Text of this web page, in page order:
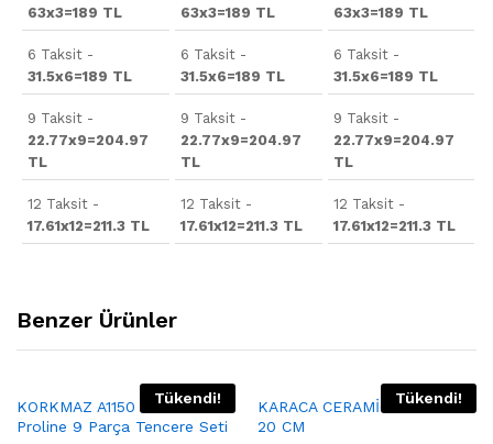
63x3=189 TL
6 Taksit -
31.5x6=189 TL
9 Taksit -
22.77x9=204.97
TL
12 Taksit -
17.61x12=211.3 TL
63x3=189 TL
6 Taksit -
31.5x6=189 TL
9 Taksit -
22.77x9=204.97
TL
12 Taksit -
17.61x12=211.3 TL
63x3=189 TL
6 Taksit -
31.5x6=189 TL
9 Taksit -
22.77x9=204.97
TL
12 Taksit -
17.61x12=211.3 TL
Benzer Ürünler
Tükendi!
KORKMAZ A1150 Korkmaz
Proline 9 Parça Tencere Seti
Tükendi!
KARACA CERAMİCA TENCERE
20 CM